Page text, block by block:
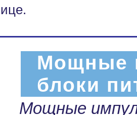
Мощные
блоки
Мощные